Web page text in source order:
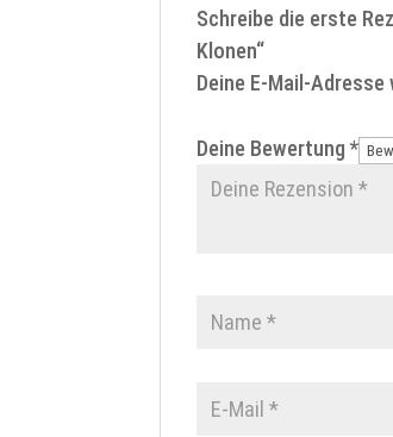
Schreibe die erste
Klonen“
Deine E-Mail-
Deine Bewertung*